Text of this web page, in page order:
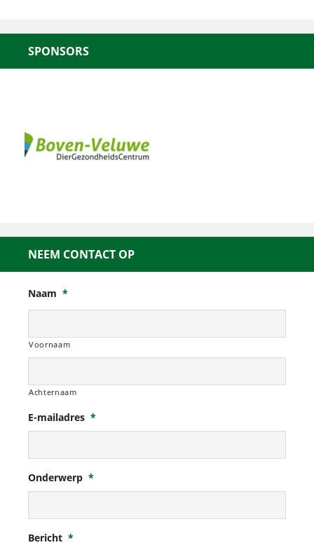
SPONSORS
NEEM CONTACT OP
Naam *
Voornaam
Achternaam
E-mailadres *
Onderwerp *
Bericht *